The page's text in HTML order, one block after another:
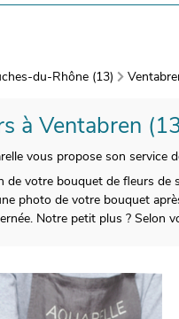
du-Rhône (13)
à Ventabren
vous propose son service
de votre bouquet de fleurs
photo de votre bouquet
Notre petit plus ?